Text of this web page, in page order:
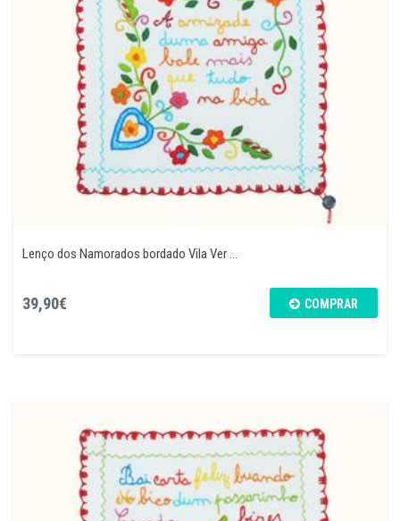
Lenço dos Namorados bordado Vila Ver ...
39,90€ COMPRAR